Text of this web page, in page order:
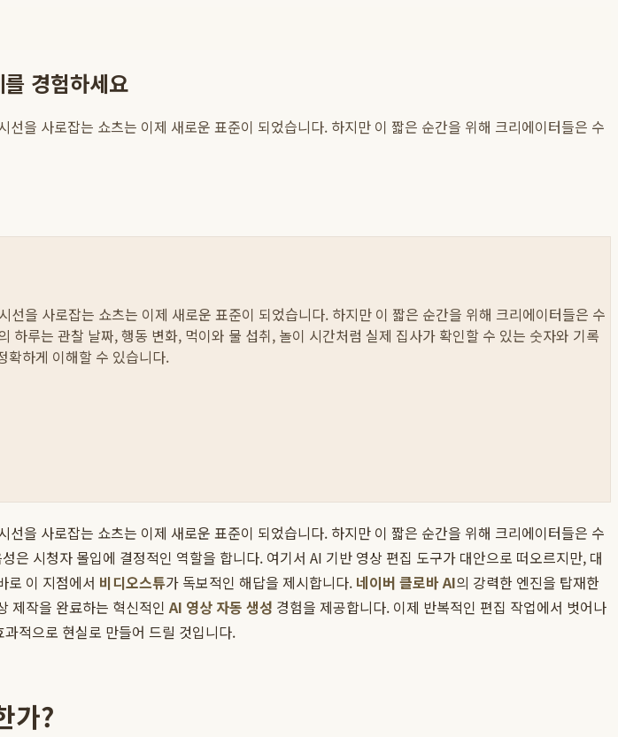
경험하세요
을 사로잡는 쇼츠는 이제 새로운 표준이 되었습니다. 하지만 이 짧은 순간을 위해 크리에이터들은 수
을 사로잡는 쇼츠는 이제 새로운 표준이 되었습니다. 하지만 이 짧은 순간을 위해 크리에이터들은 수
하루는 관찰 날짜, 행동 변화, 먹이와 물 섭취, 놀이 시간처럼 실제 집사가 확인할 수 있는 숫자와 기록
확하게 이해할 수 있습니다.
을 사로잡는 쇼츠는 이제 새로운 표준이 되었습니다. 하지만 이 짧은 순간을 위해 크리에이터들은 수
시청자 몰입에 결정적인 역할을 합니다. 여기서 AI 기반 영상 편집 도구가 대안으로 떠오르지만, 대
로 이 지점에서 비디오스튜가 독보적인 해답을 제시합니다. 네이버 클로바 AI의 강력한 엔진을 탑재한
제작을 완료하는 혁신적인AI 영상 자동 생성 경험을 제공합니다. 이제 반복적인 편집 작업에서 벗어나
적으로 현실로 만들어 드릴 것입니다.
가?